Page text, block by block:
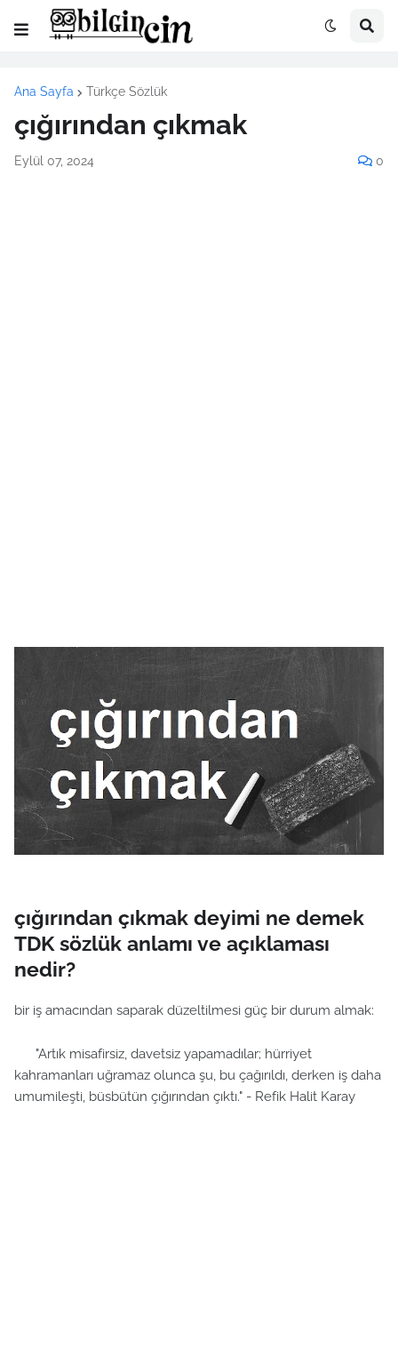
Ana Sayfa Türkçe Sözlük
çığırından çıkmak
Eylül 07, 2024 0
çığırından çıkmak deyimi ne demek
TDK sözlük anlamı ve açıklaması
nedir?
bir iş amacından saparak düzeltilmesi güç bir durum almak:
"Artık misafirsiz, davetsiz yapamadılar; hürriyet
kahramanları uğramaz olunca şu, bu çağırıldı, derken iş daha
umumileşti, büsbütün çığırından çıktı." - Refik Halit Karay